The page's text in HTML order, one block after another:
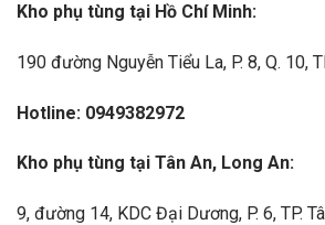
Kho phụ tùng tại Hồ Chí Minh:
190 đường Nguyễn Tiểu La, P. 8, Q. 10,
Hotline: 0949382972
Kho phụ tùng tại Tân An, Long An:
9, đường 14, KDC Đại Dương, P. 6, TP.